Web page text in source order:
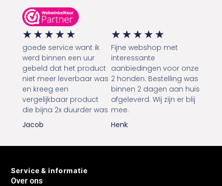
★ ★ ★ ★ ★
goede service want ik
werd binnen een uur
gebeld dat het product
niet meer leverbaar was
en kreeg een
vergelijkbaar product
die bijna 2x duurder was
Jacob
★ ★ ★ ★ ★
Fijne webshop met
interessante
aanbiedingen voor onze
2 honden. Bestelling was
binnen 2 dagen aan huis
afgeleverd. Wij zijn er blij
mee.
Henk
Service & informatie
Over ons